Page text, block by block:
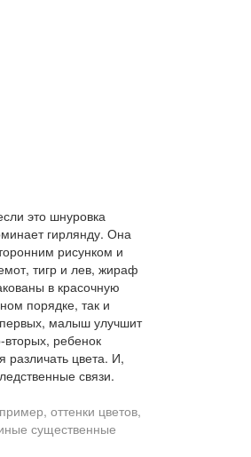
это шнуровка
гирлянду. Она
рисунком и
тигр и лев, жираф
в красочную
порядке, так и
малыш улучшит
вторых, ребенок
цвета. И,
связи.
оттенки цветов,
существенные